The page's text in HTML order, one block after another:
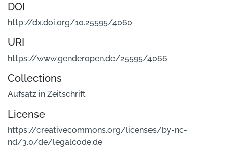
DOI
http://dx.doi.org/10.25595/4060
URI
https://www.genderopen.de/25595/4066
Collections
Aufsatz in Zeitschrift
License
https://creativecommons.org/licenses/by-nc-
nd/3.0/de/legalcode.de